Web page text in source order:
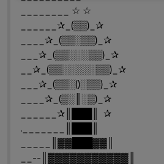
________ ☆ ☆
______✰_(▒▒)_✰
____✰_(▒▒░▒▒)_✰
___✰_(▒▒░░░▒▒)_✰
__✰_(▒▒░░░░░▒▒)_✰
___✰_(▒▒░()░▒▒)_✰
____✰_(▒░║░▒)_✰
______✰║███║ ✰
._______║███║
_____║▓▓███▓▓║
__--║▓▓▓▓▓▓▓▓▓▓▓║